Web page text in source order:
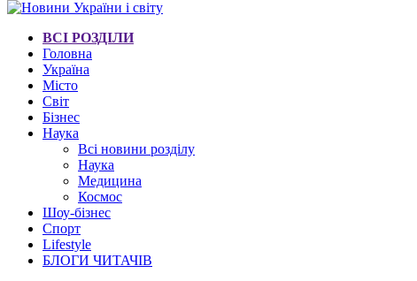
ВСІ РОЗДІЛИ
Головна
Україна
Місто
Світ
Бізнес
Наука
Всі новини розділу
Наука
Медицина
Космос
Шоу-бізнес
Спорт
Lifestyle
БЛОГИ ЧИТАЧІВ